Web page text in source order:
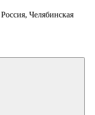
Челябинская